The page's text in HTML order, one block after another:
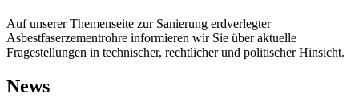
Auf unserer Themenseite zur Sanierung erdverlegter
Asbestfaserzementrohre informieren wir Sie über aktuelle
Fragestellungen in technischer, rechtlicher und politischer Hinsicht.
News